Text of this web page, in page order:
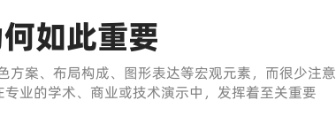
如此重要
案、布局构成、图形表达等宏观元素，而很少注意
业的学术、商业或技术演示中，发挥着至关重要